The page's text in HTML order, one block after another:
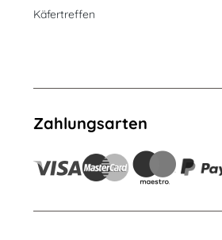
Käfertreffen
Zahlungsarten